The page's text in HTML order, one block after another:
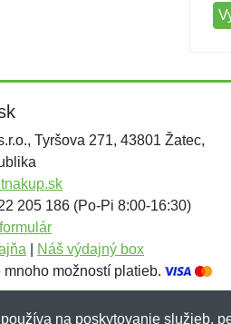
Tyršova 271, 43801 Žatec,
205 186 (Po-Pi 8:00-16:30)
Náš výdajný box
mnoho možností platieb.
na poskytovanie služieb,